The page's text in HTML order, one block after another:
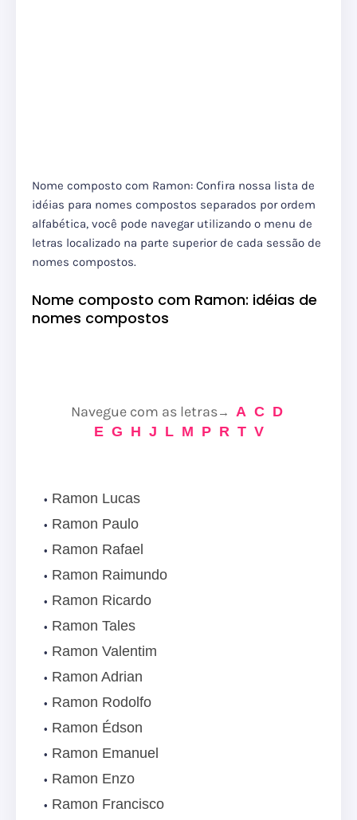
Nome composto com Ramon: Confira nossa lista de
idéias para nomes compostos separados por ordem
alfabética, você pode navegar utilizando o menu de
letras localizado na parte superior de cada sessão de
nomes compostos.
Nome composto com Ramon: idéias de
nomes compostos
Navegue com as letras→ A C D
E G H J L M P R T V
Ramon Lucas
Ramon Paulo
Ramon Rafael
Ramon Raimundo
Ramon Ricardo
Ramon Tales
Ramon Valentim
Ramon Adrian
Ramon Rodolfo
Ramon Édson
Ramon Emanuel
Ramon Enzo
Ramon Francisco